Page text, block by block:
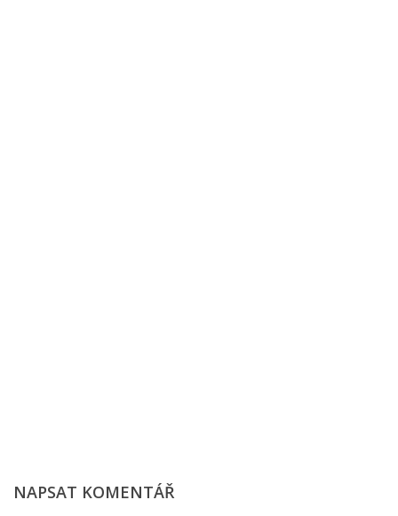
NAPSAT KOMENTÁŘ